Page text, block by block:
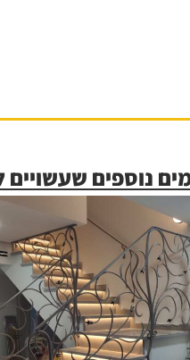
נוספים שעשויים